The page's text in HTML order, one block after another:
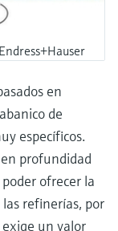
en
de
específicos.
profundidad
ofrecer la
refinerías, por
un valor